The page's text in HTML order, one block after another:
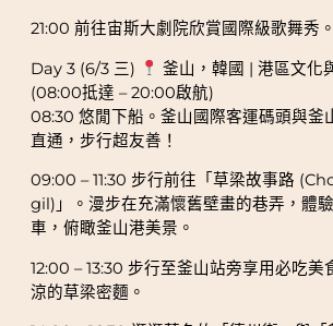
21:00 前往宙斯大劇院欣賞國際級歌舞秀。
Day 3 (6/3 三)
釜山，韓國 | 港區文化
(08:00抵達 – 20:00啟航)
08:30 悠閒下船。釜山國際客運碼頭與釜
直通，步行超友善！
09:00 – 11:30 步行前往「草梁故事路
gil)」。漫步在充滿懷舊壁畫的巷弄，體
車，俯瞰釜山港美景。
12:00 – 13:30 步行至釜山站旁享用必吃美
涼的草梁密麵。